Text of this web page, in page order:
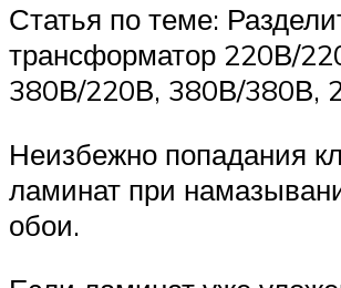
Статья по теме:
трансформатор 220В/
380В/220В, 380В/380В,
Неизбежно попадания
ламинат при
обои.